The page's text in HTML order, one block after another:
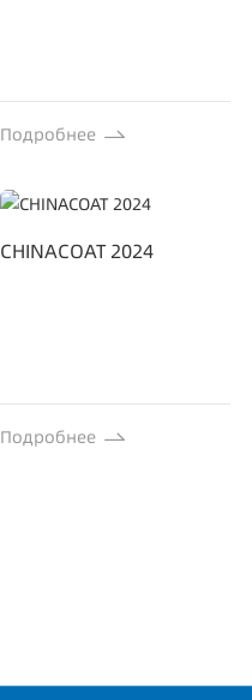
Подробнее
CHINACOAT 2024
Подробнее